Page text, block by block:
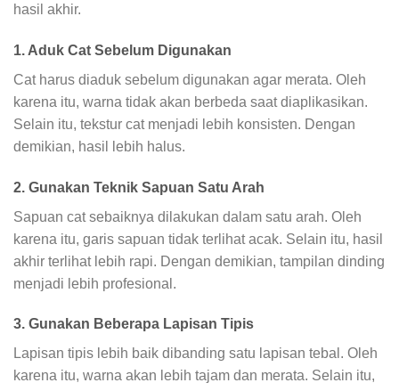
hasil akhir.
1. Aduk Cat Sebelum Digunakan
Cat harus diaduk sebelum digunakan agar merata. Oleh
karena itu, warna tidak akan berbeda saat diaplikasikan.
Selain itu, tekstur cat menjadi lebih konsisten. Dengan
demikian, hasil lebih halus.
2. Gunakan Teknik Sapuan Satu Arah
Sapuan cat sebaiknya dilakukan dalam satu arah. Oleh
karena itu, garis sapuan tidak terlihat acak. Selain itu, hasil
akhir terlihat lebih rapi. Dengan demikian, tampilan dinding
menjadi lebih profesional.
3. Gunakan Beberapa Lapisan Tipis
Lapisan tipis lebih baik dibanding satu lapisan tebal. Oleh
karena itu, warna akan lebih tajam dan merata. Selain itu,